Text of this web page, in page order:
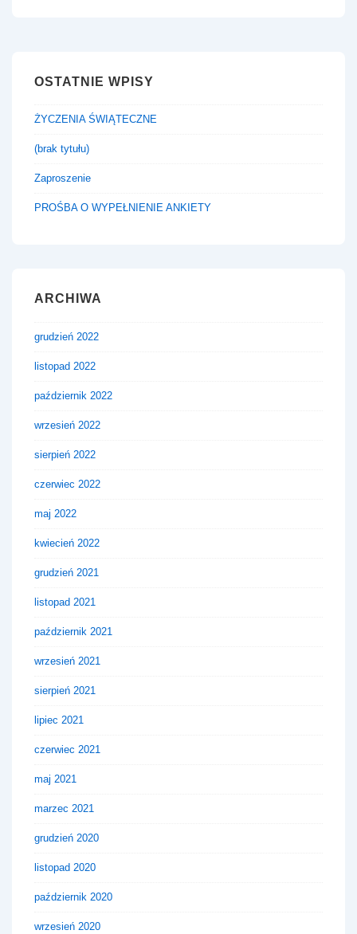
OSTATNIE WPISY
ŻYCZENIA ŚWIĄTECZNE
(brak tytułu)
Zaproszenie
PROŚBA O WYPEŁNIENIE ANKIETY
ARCHIWA
grudzień 2022
listopad 2022
październik 2022
wrzesień 2022
sierpień 2022
czerwiec 2022
maj 2022
kwiecień 2022
grudzień 2021
listopad 2021
październik 2021
wrzesień 2021
sierpień 2021
lipiec 2021
czerwiec 2021
maj 2021
marzec 2021
grudzień 2020
listopad 2020
październik 2020
wrzesień 2020